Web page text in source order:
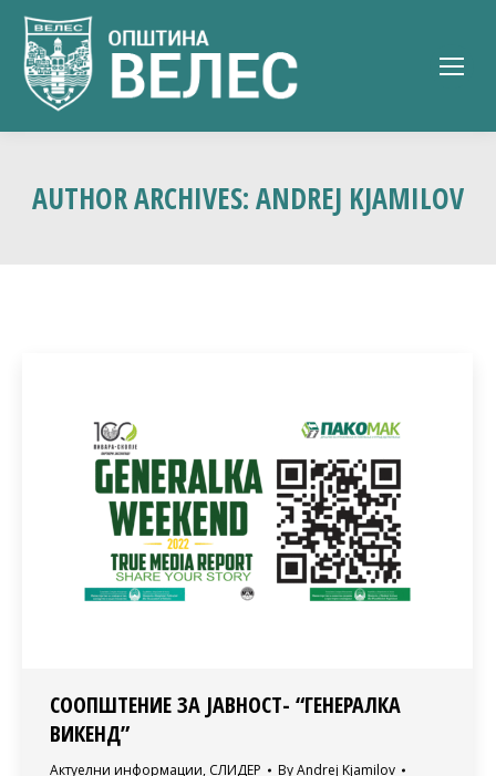
AUTHOR ARCHIVES:ANDREJ KJAMILOV
СООПШТЕНИЕ ЗА ЈАВНОСТ- “ГЕНЕРАЛКА
ВИКЕНД”
Актуелни информации, СЛИДЕР ByAndrej Kjamilov